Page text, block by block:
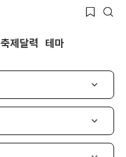
축제달력 테마